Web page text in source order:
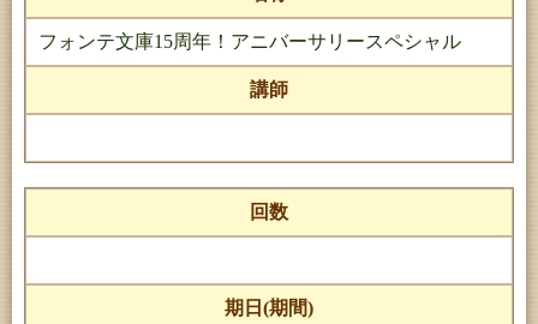
フォンテ文庫15周年！アニバーサリースペシャル
講師
回数
期日(期間)